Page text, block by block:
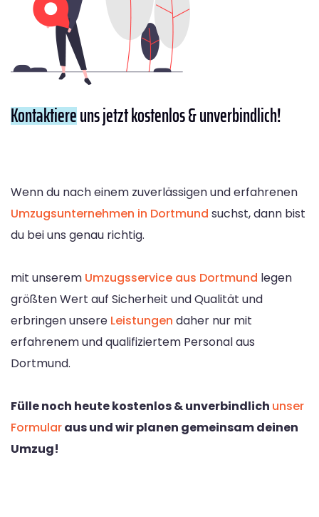
Kontaktiereuns jetzt kostenlos & unverbindlich!
Wenn du nach einem zuverlässigen und erfahrenen
Umzugsunternehmen in Dortmund suchst, dann bist
du bei uns genau richtig.
mit unserem Umzugsservice aus Dortmund legen
größten Wert auf Sicherheit und Qualität und
erbringen unsere Leistungen daher nur mit
erfahrenem und qualifiziertem Personal aus
Dortmund.
Fülle noch heute kostenlos & unverbindlich unser
Formularaus und wir planen gemeinsam deinen
Umzug!